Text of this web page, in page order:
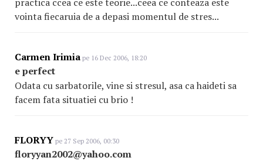
vointa fiecaruia de a depasi momentul de stres...
Carmen Irimia pe 16 Dec 2006, 18:20
e perfect
Odata cu sarbatorile, vine si stresul, asa ca haideti sa
facem fata situatiei cu brio !
FLORYY pe 27 Sep 2006, 00:30
floryyan2002@yahoo.com